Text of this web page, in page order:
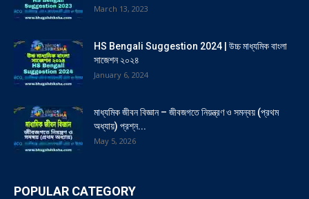
March 13, 2023
HS Bengali Suggestion 2024 | উচ্চ মাধ্যমিক বাংলা
সাজেশন ২০২৪
January 6, 2024
মাধ্যমিক জীবন বিজ্ঞান – জীবজগতে নিয়ন্ত্রণ ও সমন্বয় (প্রথম
অধ্যায়) প্রশ্ন...
May 5, 2026
POPULAR CATEGORY